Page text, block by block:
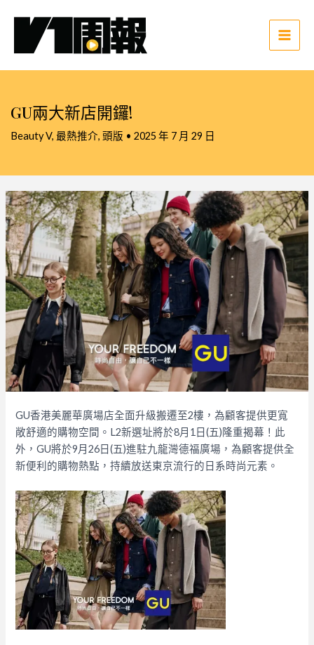
Main
GU兩大新店開鑼!
Beauty V, 最熱推介, 頭版 • 2025 年 7 月 29 日
GU香港美麗華廣場店全面升級搬遷至2樓，為顧客提供更寬
敞舒適的購物空間。L2新選址將於8月1日(五)隆重揭幕！此
外，GU將於9月26日(五)進駐九龍灣德福廣場，為顧客提供全
新便利的購物熱點，持續放送東京流行的日系時尚元素。